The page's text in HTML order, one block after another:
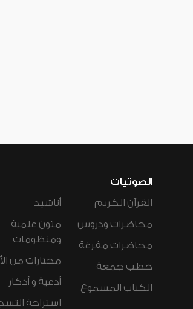
الصوتيات
القرآن الكريم
محاضرات ودروس
محاضرات مفرغة
خطب جمعة
الكتاب المسموع
أناشيد
متون علمية
ومنظومات
مختارات من
أدعية و أذكار
استراحة